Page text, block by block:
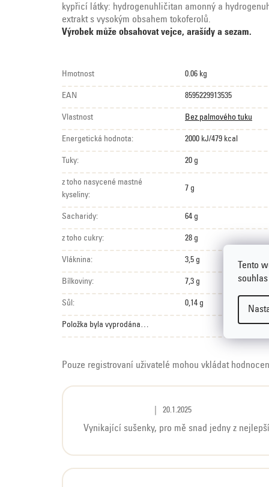
Tento
kypřicí látky: hydrogenuhličitan amonný a
extrakt s vysokým obsahem tokoferolů.
Výrobek může obsahovat vejce, arašídy a sezam.
Hmotnost 0.06 kg
EAN 8595229913535
Vlastnost Bez palmového tuku
Energetická hodnota: 2000 kJ/479 kcal
Tuky: 20 g
z toho nasycené mastné
kyseliny:
7 g
Sacharidy: 64 g
z toho cukry: 28 g
Vláknina: 3,5 g
Bílkoviny: 7,3 g
Sůl: 0,14 g
Položka byla vyprodána…
Pouze registrovaní uživatelé mohou vkládat
p
s
Hodnocení produktu je 5 z 5
20.1.2025
Vynikající sušenky, pro mě snad jedny z